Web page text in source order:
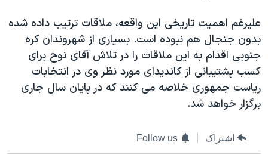
عليرغم اهميت تاريخی اين واقعه، ملاقات ترتيب داده شده
بدون جنجال هم نبوده است. بسياری از شهروندان کره
جنوبی اقدام به اين ملاقات را در تلاش آقای نوح برای
کسب پشتيبانی از کانديدای مورد نظر وی در انتخابات
رياست جمهوری خلاصه می کنند که در پايان سال جاری
برگزار خواهد شد.
اشتراک Follow us